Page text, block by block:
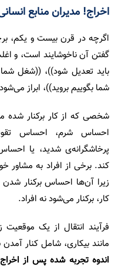
اخراج! مدیران منابع
اگرچه در قرن بیست و یکم،
گفتن آن ناخوشایند است، و
باید تعدیل شود))، ((شغل
شما بگوییم بروید))، ابراز
شخصی که از کار برکنار
احساس شرم، احساس
پرخاشگرانه‌ی شدید، یا
کند. برخی از افراد به مشاور
زیرا آن‌ها احساس برکنار
کار، برکنار می‌شود نه افراد.
فرآیند انتقال از یک موقعیت
مانند بیکاری، شامل کنار
اندوه تجربه شده پس از